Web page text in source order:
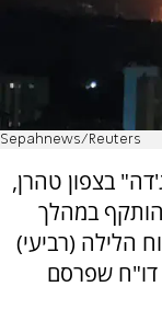
Sepahnews/Reuters
בצפון טהרן,
במהלך
הלילה (רביעי)
דו"ח שפרסם